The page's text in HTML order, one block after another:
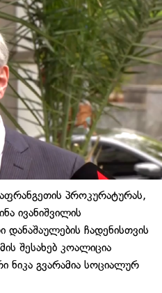
პროკურატურას,
ივანიშვილის
ჩადენისთვის
შესახებ კოალიცია
ნიკა გვარამია სოციალურ